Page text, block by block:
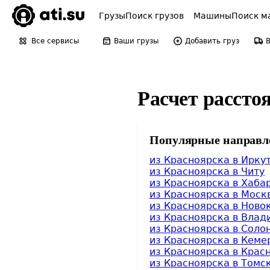
ГрузыПоиск грузов МашиныПоиск
Все сервисы Ваши грузы Добавить груз
Расчет
Популярные
из Красноярска в
из Красноярска в Читу
из Красноярска в
из Красноярска в
из Красноярска в
из Красноярска в
из Красноярска в
из Красноярска в
из Красноярска в
из Красноярска в